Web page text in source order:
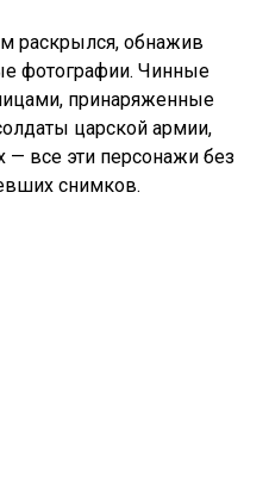
раскрылся, обнажив
фотографии. Чинные
принаряженные
царской армии,
— все эти персонажи без
снимков.